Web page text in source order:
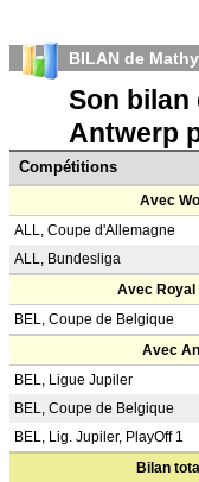
BILAN de
Son bilan
Antwerp
Compétitions
Avec
ALL, Coupe d'Allemagne
ALL, Bundesliga
Avec Royal
BEL, Coupe de Belgique
Avec
BEL, Ligue Jupiler
BEL, Coupe de Belgique
BEL, Lig. Jupiler, PlayOff 1
Bilan